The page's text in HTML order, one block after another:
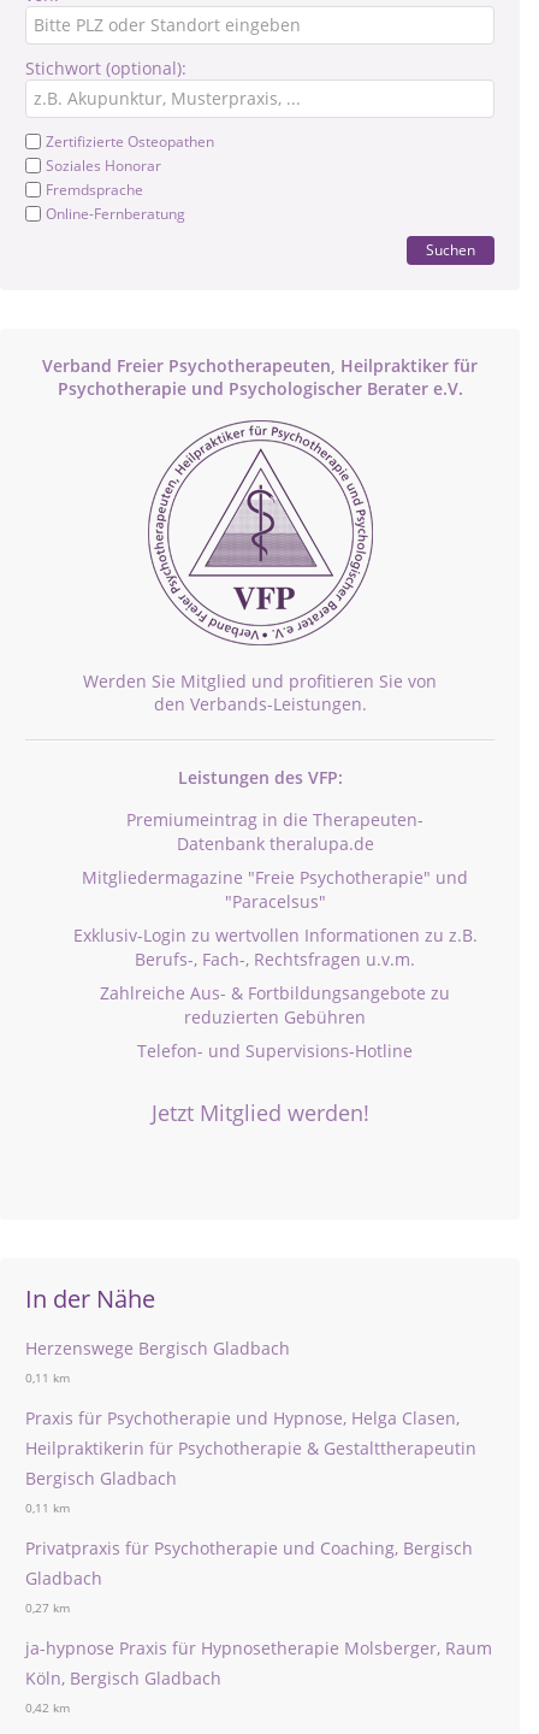
Stichwort (optional):
Zertifizierte Osteopathen
Soziales Honorar
Fremdsprache
Online-Fernberatung
Suchen
Verband Freier Psychotherapeuten, Heilpraktiker für
Psychotherapie und Psychologischer Berater e.V.
Werden Sie Mitglied und profitieren Sie von
den Verbands-Leistungen.
Leistungen des VFP:
Premiumeintrag in die Therapeuten-
Datenbank theralupa.de
Mitgliedermagazine "Freie Psychotherapie" und
"Paracelsus"
Exklusiv-Login zu wertvollen Informationen zu z.B.
Berufs-, Fach-, Rechtsfragen u.v.m.
Zahlreiche Aus- & Fortbildungsangebote zu
reduzierten Gebühren
Telefon- und Supervisions-Hotline
Jetzt Mitglied werden!
In der Nähe
Herzenswege Bergisch Gladbach
0,11 km
Praxis für Psychotherapie und Hypnose, Helga Clasen,
Heilpraktikerin für Psychotherapie & Gestalttherapeutin
Bergisch Gladbach
0,11 km
Privatpraxis für Psychotherapie und Coaching, Bergisch
Gladbach
0,27 km
ja-hypnose Praxis für Hypnosetherapie Molsberger, Raum
Köln, Bergisch Gladbach
0,42 km